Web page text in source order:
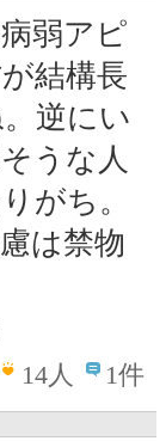
弱アピ
結構長
逆にい
うな人
がち。
は禁物
14人 1件